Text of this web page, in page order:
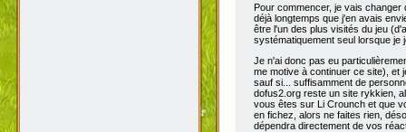
Pour commencer, je vais
déjà longtemps que j'en avais
être l'un des plus visités du jeu
systématiquement seul lorsque je
Je n'ai donc pas eu
me motive à continuer ce site), et
sauf si... suffisamment de
dofus2.org reste un site rykkien,
vous êtes sur Li Crounch et que
en fichez, alors ne faites rien,
dépendra directement de vos